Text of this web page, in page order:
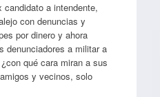
a intendente,
con denuncias y
por dinero y ahora
denunciadores a militar a
qué cara miran a sus
y vecinos, solo